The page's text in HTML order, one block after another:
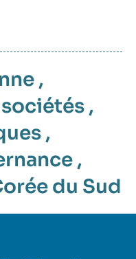
,
,
,
,
du Sud